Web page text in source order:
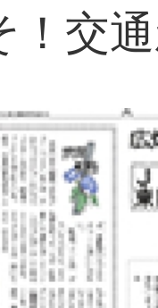
！交